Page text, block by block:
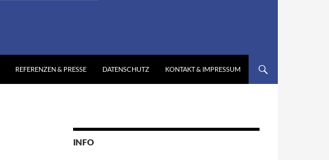
REFERENZEN & PRESSE DATENSCHUTZ KONTAKT & IMPRESSUM
INFO